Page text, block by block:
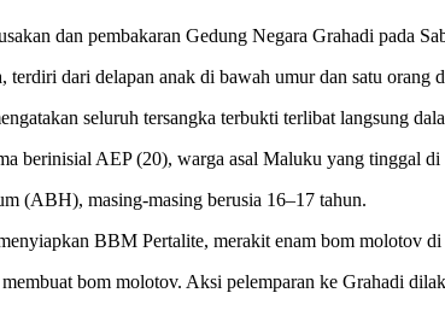
dan pembakaran Gedung Negara Grahadi pada
dari delapan anak di bawah umur dan satu orang
seluruh tersangka terbukti terlibat langsung
berinisial AEP (20), warga asal Maluku yang tinggal di
(ABH), masing-masing berusia 16–17 tahun.
BBM Pertalite, merakit enam bom molotov
bom molotov. Aksi pelemparan ke Grahadi